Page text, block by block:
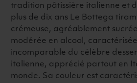
tradition pâtissière italienne et
plus de dix ans Le Bottega
crémeuse, agréablement
modérée en alcool,
incomparable du célèbre
italienne, apprécié partout en
monde. Sa couleur est